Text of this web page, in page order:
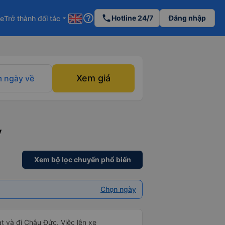
Trở thành đối tác arrow_drop_down help_outline phoneHotline 24/7 Đăng nhập
ngày về Xem giá
Xem bộ lọc chuyến phổ biến
Chọn ngày
và đi Châu Đức. Việc lên xe